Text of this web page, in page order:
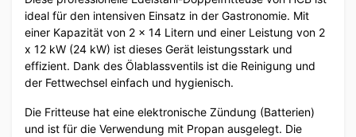
ideal für den intensiven Einsatz in der Gastronomie. Mit
einer Kapazität von 2 x 14 Litern und einer Leistung von 2
x 12 kW (24 kW) ist dieses Gerät leistungsstark und
effizient. Dank des Ölablassventils ist die Reinigung und
der Fettwechsel einfach und hygienisch.
Die Fritteuse hat eine elektronische Zündung (Batterien)
und ist für die Verwendung mit Propan ausgelegt. Die